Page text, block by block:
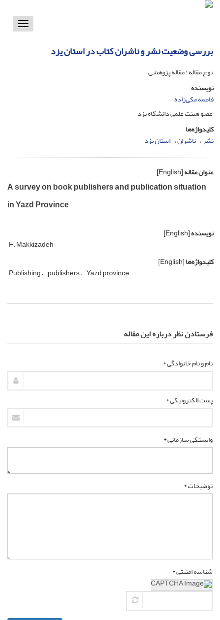
Toggle
بررسی وضعیت نشر و ناشران کتاب در استان یزد
نوع مقاله : مقاله پژوهشی
نویسنده
فاطمه مکی‌زاده
عضو هیئت علمی دانشگاه یزد
کلیدواژه‌ها
نشر ناشران استان یزد
عنوان مقاله[English]
A survey on book publishers and publication situation
in Yazd Province
نویسنده[English]
F. Makkizadeh
کلیدواژه‌ها[English]
Publishing publishers Yazd province
فرستادن نظر درباره این مقاله
نام و نام خانوادگی *
پست الکترونیکی *
وابستگی سازمانی *
توضیحات *
شناسه امنیتی *